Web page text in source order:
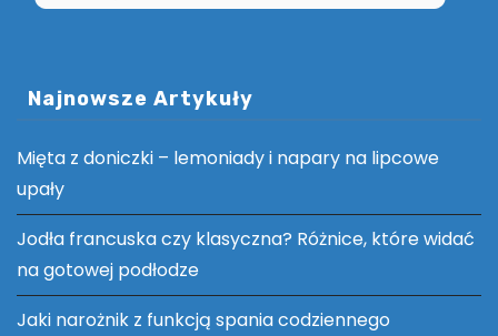
Najnowsze Artykuły
Mięta z doniczki – lemoniady i napary na lipcowe
upały
Jodła francuska czy klasyczna? Różnice, które widać
na gotowej podłodze
Jaki narożnik z funkcją spania codziennego